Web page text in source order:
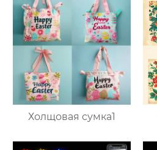
Холщовая сумка1